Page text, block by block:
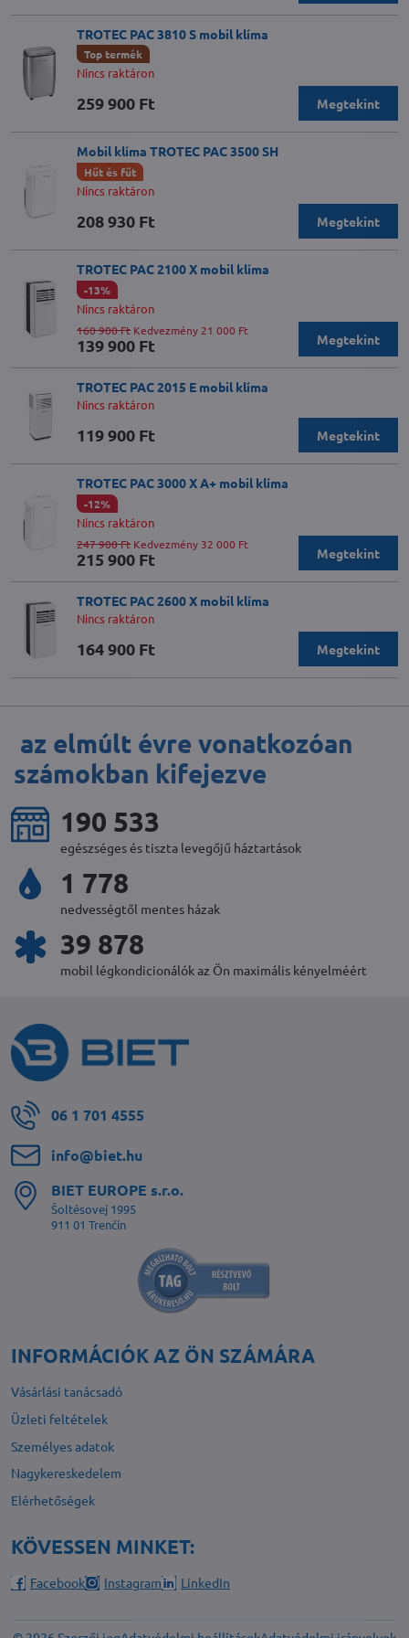
TROTEC PAC 3810 S mobil klíma
Top termék
Nincs raktáron
259 900 Ft Megtekint
Mobil klíma TROTEC PAC 3500 SH
Hűt és fűt
Nincs raktáron
208 930 Ft Megtekint
TROTEC PAC 2100 X mobil klíma
-13%
Nincs raktáron
139 900 Ft
160 900 Ft Kedvezmény 21 000 Ft
Megtekint
TROTEC PAC 2015 E mobil klíma
Nincs raktáron
119 900 Ft Megtekint
TROTEC PAC 3000 X A+ mobil klíma
-12%
Nincs raktáron
215 900 Ft
247 900 Ft Kedvezmény 32 000 Ft
Megtekint
TROTEC PAC 2600 X mobil klíma
Nincs raktáron
164 900 Ft Megtekint
az elmúlt évre vonatkozóan
számokban kifejezve
225 981
egészséges és tiszta levegőjű háztartások
2 128
nedvességtől mentes házak
47 728
mobil légkondicionálók az Ön maximális kényelméért
06 1 701 4555
info​@biet​.hu
BIET EUROPE s​.r​.o​.
Šoltésovej 1995
911 01 Trenčín
INFORMÁCIÓK AZ ÖN SZÁMÁRA
Vásárlási tanácsadó
Üzleti feltételek
Személyes adatok
Nagykereskedelem
Elérhetőségek
KÖVESSEN MINKET:
Facebook Instagram LinkedIn